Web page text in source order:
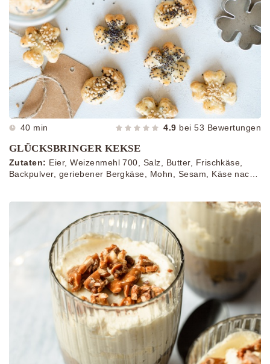
40 min 4.9 bei53 Bewertungen
GLÜCKSBRINGER KEKSE
Zutaten: Eier, Weizenmehl 700, Salz, Butter, Frischkäse,
Backpulver, geriebener Bergkäse, Mohn, Sesam, Käse nach